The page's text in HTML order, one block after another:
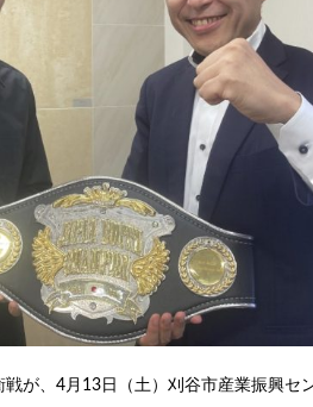
が、4月13日（土）刈谷市産業振興セ